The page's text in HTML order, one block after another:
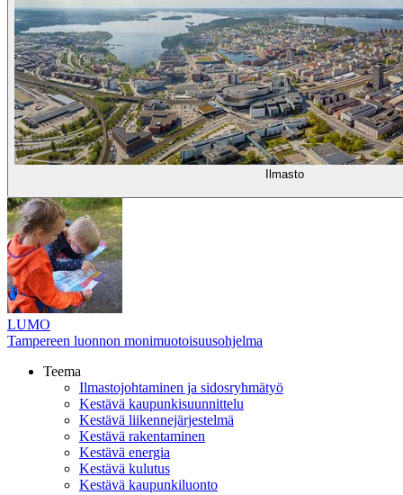
Ilmasto
LUMO
Tampereen luonnon monimuotoisuusohjelma
Teema
Ilmastojohtaminen ja sidosryhmätyö
Kestävä kaupunkisuunnittelu
Kestävä liikennejärjestelmä
Kestävä rakentaminen
Kestävä energia
Kestävä kulutus
Kestävä kaupunkiluonto